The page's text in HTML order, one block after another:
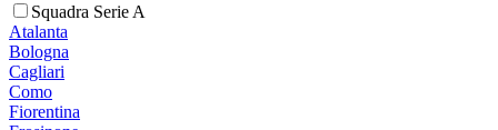
Squadra Serie A
Atalanta
Bologna
Cagliari
Como
Fiorentina